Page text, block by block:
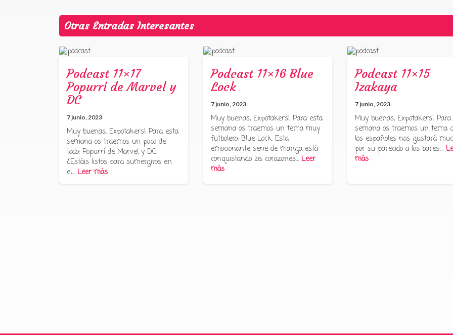
Otras Entradas Interesantes
Podcast 11×17
Popurrí de Marvel y
DC
7 junio, 2023
Muy buenas, Expotakers! Para esta
semana os traemos un poco de
todo: Popurrí de Marvel y DC.
¿Estáis listos para sumergiros en
el… Leer más
Podcast 11×16 Blue
Lock
7 junio, 2023
Muy buenas, Expotakers! Para esta
semana os traemos un tema muy
futbolero: Blue Lock. Esta
emocionante serie de manga está
conquistando los corazones… Leer
más
Podcast 11×15
Izakaya
7 junio, 2023
Muy buenas, Expotakers!
semana os traemos un tema
los españoles nos gustará
por su parecido a los bares:…
más